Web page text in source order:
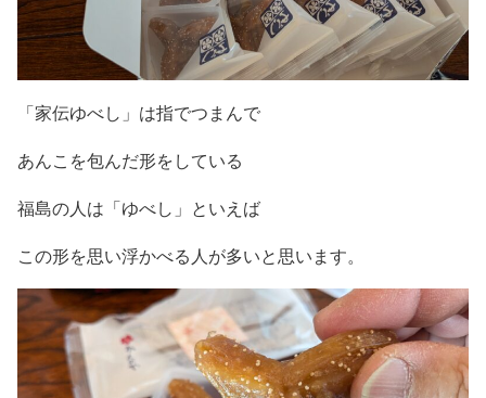
「家伝ゆべし」は指でつまんで
あんこを包んだ形をしている
福島の人は「ゆべし」といえば
この形を思い浮かべる人が多いと思います。